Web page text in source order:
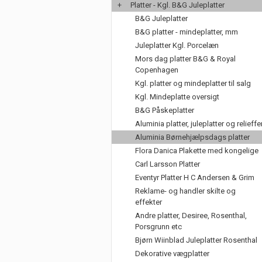
+
Platter - Kgl. B&G Juleplatter
B&G Juleplatter
B&G platter - mindeplatter, mm
Juleplatter Kgl. Porcelæn
Mors dag platter B&G & Royal
Copenhagen
Kgl. platter og mindeplatter til salg
Kgl. Mindeplatte oversigt
B&G Påskeplatter
Aluminia platter, juleplatter og
Aluminia Børnehjælpsdags platter
Flora Danica Plakette med kongelige
Carl Larsson Platter
Eventyr Platter H C Andersen & Grim
Reklame- og handler skilte og
effekter
Andre platter, Desiree, Rosenthal,
Porsgrunn etc
Bjørn Wiinblad Juleplatter Rosenthal
Dekorative vægplatter